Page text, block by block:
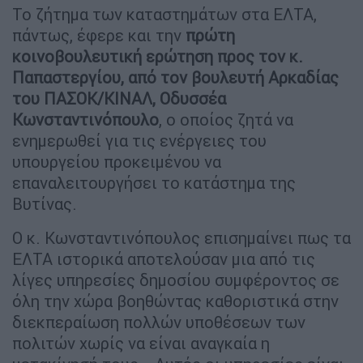
Το ζήτημα των καταστημάτων στα ΕΛΤΑ,
πάντως, έφερε και την πρώτη
κοινοβουλευτική ερώτηση προς τον κ.
Παπαστεργίου, από τον βουλευτή Αρκαδίας
του ΠΑΣΟΚ/ΚΙΝΑΛ, Οδυσσέα
Κωνσταντινόπουλο, ο οποίος ζητά να
ενημερωθεί για τις ενέργειες του
υπουργείου προκειμένου να
επαναλειτουργήσει το κατάστημα της
Βυτίνας.
Ο κ. Κωνσταντινόπουλος επισημαίνει πως τα
ΕΛΤΑ ιστορικά αποτελούσαν μια από τις
λίγες υπηρεσίες δημοσίου συμφέροντος σε
όλη την χώρα βοηθώντας καθοριστικά στην
διεκπεραίωση πολλών υποθέσεων των
πολιτών χωρίς να είναι αναγκαία η